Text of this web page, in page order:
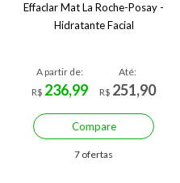
Effaclar Mat La Roche-Posay -
Hidratante Facial
A partir de:
R$ 236,99
Até:
R$ 251,90
Compare
7 ofertas